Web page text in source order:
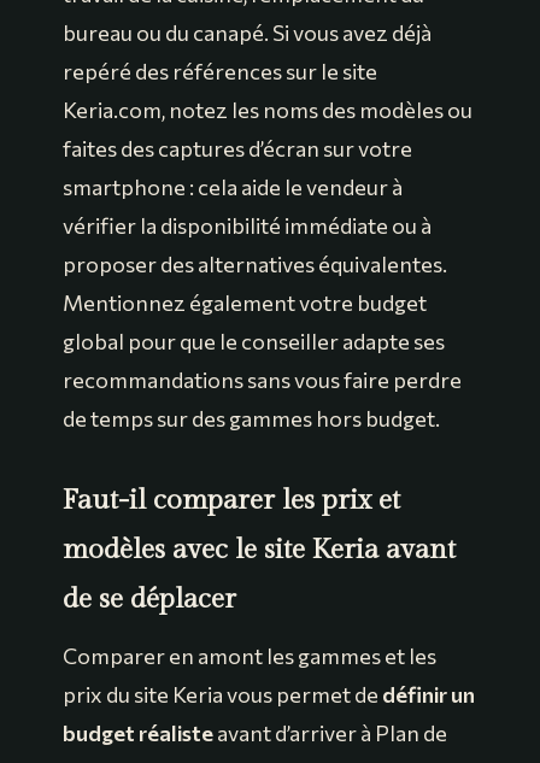
bureau ou du canapé. Si vous avez déjà
repéré des références sur le site
Keria.com, notez les noms des modèles ou
faites des captures d’écran sur votre
smartphone : cela aide le vendeur à
vérifier la disponibilité immédiate ou à
proposer des alternatives équivalentes.
Mentionnez également votre budget
global pour que le conseiller adapte ses
recommandations sans vous faire perdre
de temps sur des gammes hors budget.
Faut-il comparer les prix et
modèles avec le site Keria avant
de se déplacer
Comparer en amont les gammes et les
prix du site Keria vous permet de définir un
budget réalisteavant d’arriver à Plan de